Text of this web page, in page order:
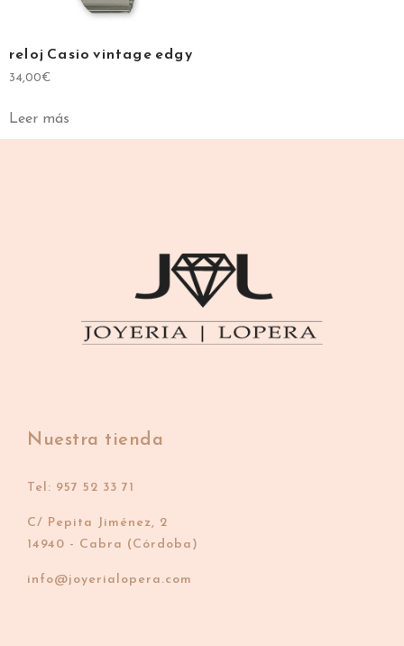
reloj Casio vintage edgy
34,00€
Leer más
Nuestra tienda
Tel: 957 52 33 71
C/ Pepita Jiménez, 2
14940 - Cabra (Córdoba)
info@joyerialopera.com